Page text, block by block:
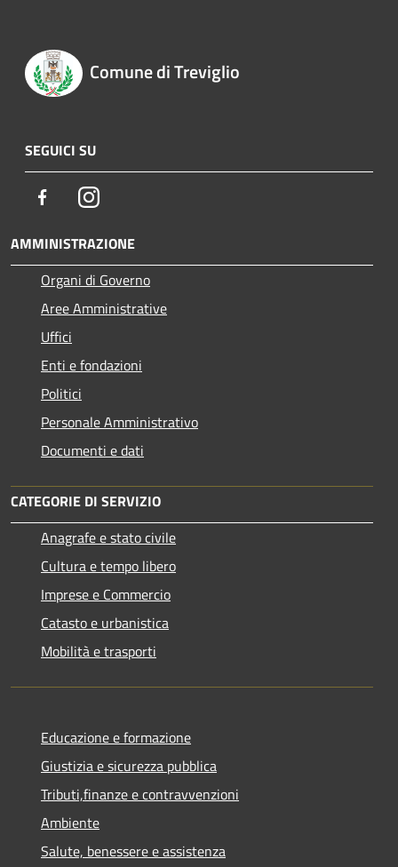
Comune di Treviglio
SEGUICI SU
FacebookInstagram
AMMINISTRAZIONE
Organi di Governo
Aree Amministrative
Uffici
Enti e fondazioni
Politici
Personale Amministrativo
Documenti e dati
CATEGORIE DI SERVIZIO
Anagrafe e stato civile
Cultura e tempo libero
Imprese e Commercio
Catasto e urbanistica
Mobilità e trasporti
Educazione e formazione
Giustizia e sicurezza pubblica
Tributi,finanze e contravvenzioni
Ambiente
Salute, benessere e assistenza